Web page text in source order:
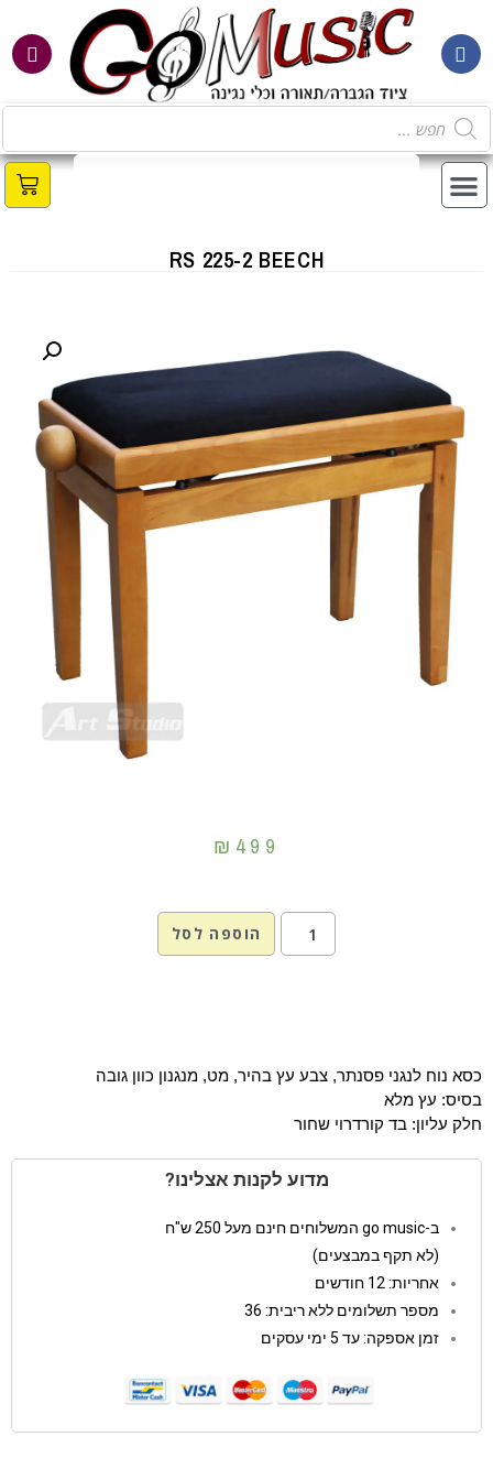
RS 225-2 BEECH
₪ 499
הוספה לסל
כסא נוח לנגני פסנתר, צבע עץ בהיר, מט, מנגנון כוון גובה
בסיס: עץ מלא
חלק עליון: בד קורדרוי שחור
מדוע לקנות אצלינו?
ב-go music המשלוחים חינם מעל 250 ש"ח
(לא תקף במבצעים)
אחריות: 12 חודשים
מספר תשלומים ללא ריבית: 36
זמן אספקה: עד 5 ימי עסקים